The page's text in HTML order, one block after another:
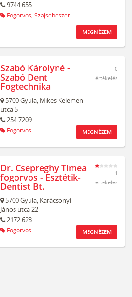
9744 655
Fogorvos, Szájsebészet
MEGNÉZEM
Szabó Károlyné -
Szabó Dent
Fogtechnika
5700Gyula, Mikes Kelemen
utca 5
254 7209
Fogorvos
0
értékelés
MEGNÉZEM
Dr. Csepreghy Tímea
fogorvos - Esztétik-
Dentist Bt.
5700Gyula, Karácsonyi
János utca 22
2172 623
Fogorvos
1
értékelés
MEGNÉZEM